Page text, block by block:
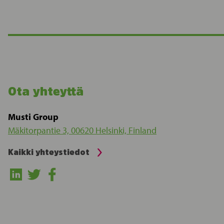
Ota yhteyttä
Musti Group
Mäkitorpantie 3, 00620 Helsinki, Finland
Kaikki yhteystiedot